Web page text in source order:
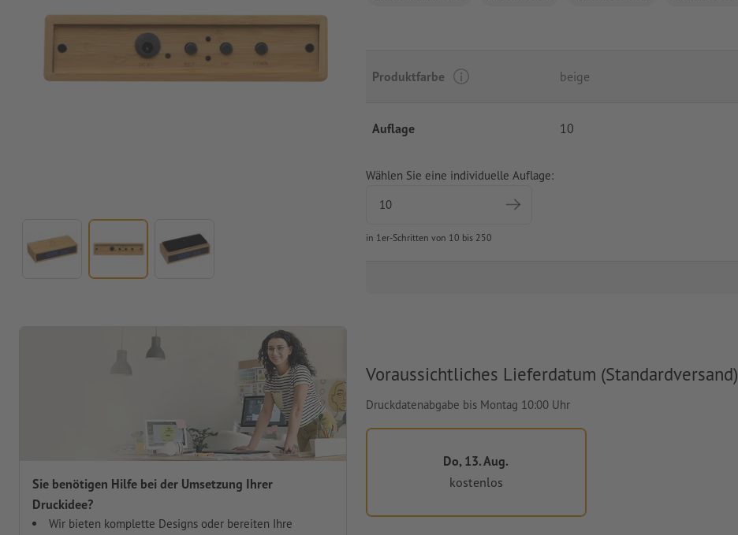
Sie benötigen Hilfe bei der Umsetzung Ihrer
Druckidee?
Wir bieten komplette Designs oder bereiten Ihre
Produktfarbe beige
Auflage 10
Wählen Sie eine individuelle Auflage:
in 1er-Schritten von 10 bis 250
Voraussichtliches Lieferdatum (Standardversand)
Druckdatenabgabe bis Montag 10:00 Uhr
Do, 13. Aug.
kostenlos